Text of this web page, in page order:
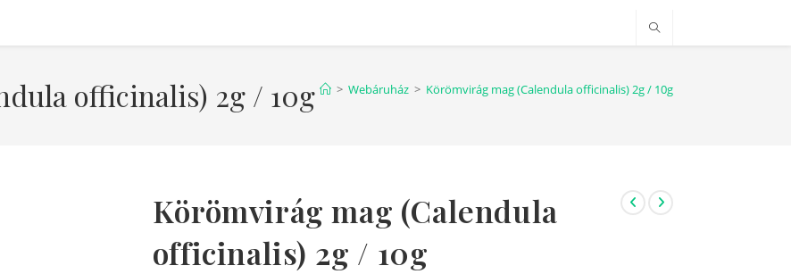
officinalis) 2g / 10g > Webáruház > Körömvirág mag (Calendula officinalis) 2g / 10g
Körömvirág mag (Calendula
officinalis) 2g / 10g